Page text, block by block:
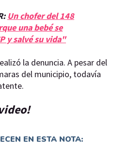
Un chofer del 148
una bebé se
y salvé su vida"
la denuncia. A pesar del
del municipio, todavía
EN ESTA NOTA: